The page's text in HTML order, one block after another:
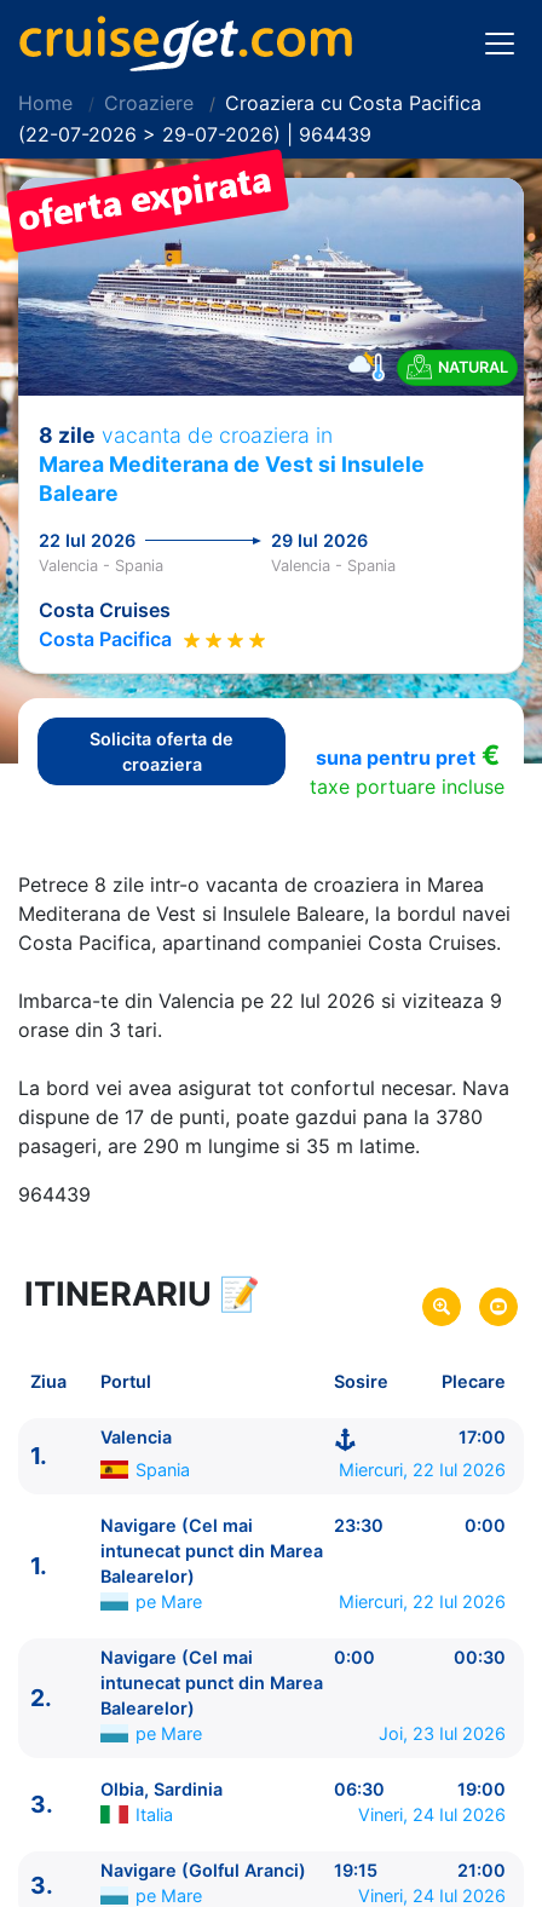
Home Croaziere
Croaziera cu Costa Pacifica
(22-07-2026 > 29-07-2026) | 964439
NATURAL
8 zile vacanta de croaziera in
Marea Mediterana de Vest si Insulele
Baleare
22 Iul 2026 29 Iul 2026
Valencia - Spania Valencia - Spania
Costa Cruises
Costa Pacifica
Solicita oferta de
croaziera
suna pentru pret€
taxe portuare incluse
Petrece 8 zile intr-o vacanta de croaziera in Marea
Mediterana de Vest si Insulele Baleare, la bordul navei
Costa Pacifica, apartinand companiei Costa Cruises.
Imbarca-te din Valencia pe 22 Iul 2026 si viziteaza 9
orase din 3 tari.
La bord vei avea asigurat tot confortul necesar. Nava
dispune de 17 de punti, poate gazdui pana la 3780
pasageri, are 290 m lungime si 35 m latime.
964439
8 zile vacanta de croaziera in
Marea Mediterana de Vest si Insulele Baleare -
link
Sosire pe 29 Iul 2026 Spania
Costa Pacifica★★★★
ITINERARIU
----------------------------------------
1. Valencia Spania
ITINERARIU 📝
Ziua Portul Sosire Plecare
1.
Valencia
17:00
Spania
Miercuri, 22 Iul 2026
1.
Navigare (Cel mai
intunecat punct din Marea
Balearelor)
23:30 0:00
pe Mare Miercuri, 22 Iul 2026
2.
Navigare (Cel mai
intunecat punct din Marea
Balearelor)
0:00 00:30
pe Mare Joi, 23 Iul 2026
3.
Olbia, Sardinia 06:30
19:00
Italia
Vineri, 24 Iul 2026
3.
Navigare (Golful Aranci) 19:15
21:00
pe Mare
Vineri, 24 Iul 2026